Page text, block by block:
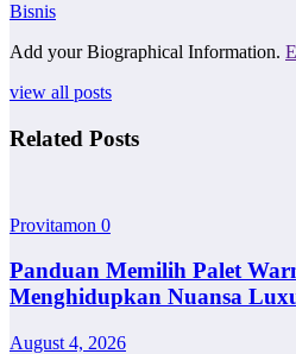
Bisnis
Add your Biographical Information.
view all posts
Related Posts
Provitamon 0
Panduan Memilih Palet
Menghidupkan Nuansa
August 4, 2026